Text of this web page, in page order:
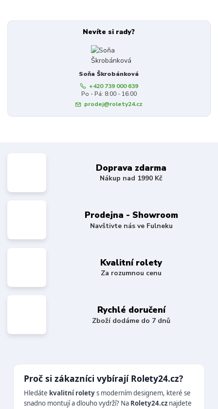
Nevíte si rady?
Soňa Škrobánková
+420 739 000 639
Po - Pá: 8:00 - 16:00
prodej@rolety24.cz
Doprava zdarma
Nákup nad 1990 Kč
Prodejna - Showroom
Navštivte nás ve Fulneku
Kvalitní rolety
Za rozumnou cenu
Rychlé doručení
Zboží dodáme do 7 dnů
Proč si zákazníci vybírají Rolety24.cz?
Hledáte kvalitní roletys moderním designem, které se
snadno montují a dlouho vydrží? Na Rolety24.cz najdete